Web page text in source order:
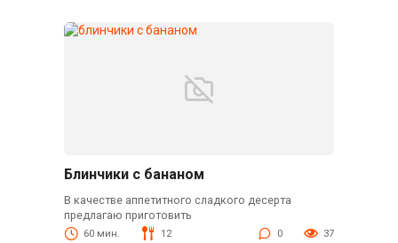
Блинчики с бананом
В качестве аппетитного сладкого десерта
предлагаю приготовить
60 мин. 12 0 37